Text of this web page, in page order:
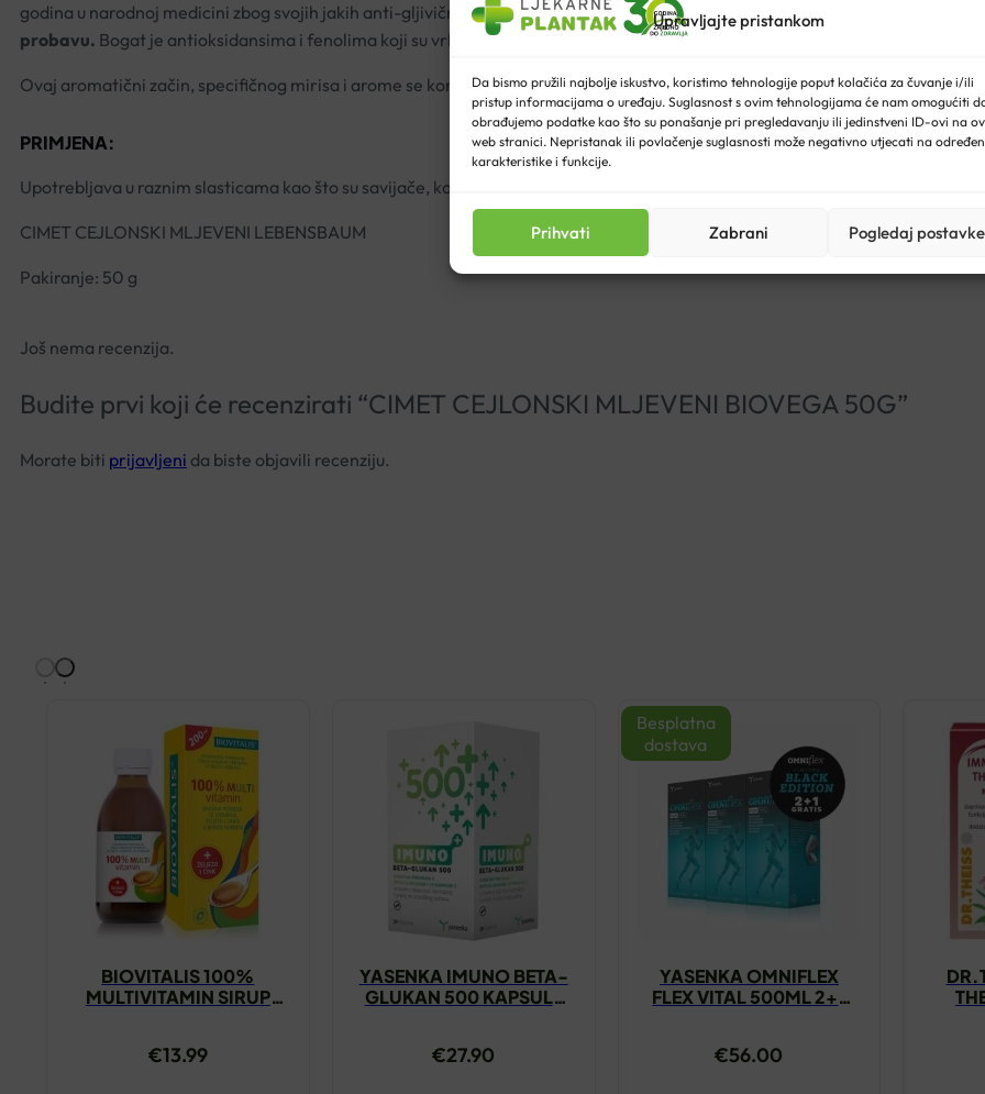
Upravljajte pristankom
Da bismo pružili najbolje iskustvo, koristimo tehnologije poput kolačića za čuvanje i/ili
pristup informacijama o uređaju. Suglasnost s ovim tehnologijama će nam omogućiti
obrađujemo podatke kao što su ponašanje pri pregledavanju ili jedinstveni ID-ovi na
web stranici. Nepristanak ili povlačenje suglasnosti može negativno utjecati na
karakteristike i funkcije.
Prihvati Zabrani Pogledaj postavke
godina u narodnoj medicini zbog svojih jakih anti-gljivičnih i anti-virusnih svojstava. Od davnina se koristio u kineskoj medicini
probavu. Bogat je antioksidansima i fenolima koji su vrlo važni borci u borbi protiv infekcija.
Ovaj aromatični začin, specifičnog mirisa i arome se koristi u mnogim svjetskim kuhinjama, a posebno u ayurvedi, zbog
PRIMJENA:
Upotrebljava u raznim slasticama kao što su savijače, kompoti, džemovi, ali i kao dodatak raznim napicima i čajevima.
CIMET CEJLONSKI MLJEVENI LEBENSBAUM
Pakiranje: 50 g
Još nema recenzija.
Budite prvi koji će recenzirati “CIMET CEJLONSKI MLJEVENI BIOVEGA 50G”
Morate biti prijavljeni da biste objavili recenziju.
BIOVITALIS 100%
MULTIVITAMIN SIRUP
€13.99
YASENKA IMUNO BETA-
GLUKAN 500 KAPSULE
€27.90
YASENKA OMNIFLEX
FLEX VITAL 500ML 2+1
Besplatna
dostava
€56.00